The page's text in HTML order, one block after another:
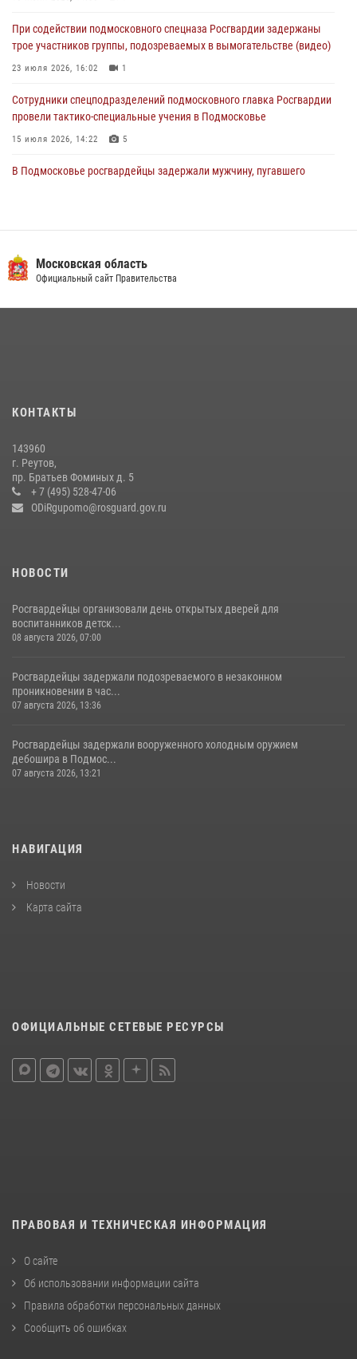
(видео)
03 августа 2026, 15:32
При содействии подмосковного спецназа Росгвардии задержаны
трое участников группы, подозреваемых в вымогательстве (видео)
23 июля 2026, 16:02 1
Сотрудники спецподразделений подмосковного главка Росгвардии
провели тактико-специальные учения в Подмосковье
15 июля 2026, 14:22 5
В Подмосковье росгвардейцы задержали мужчину, пугавшего
федеральном розыске (видео)
22 июля 2026, 14:15 1
18 июля 2026, 07:03
сотрудников спецподразделений в преодолении полосы
препятствий со стрельбой
14 июля 2026, 15:13
Московская область
Официальный сайт Правительства
КОНТАКТЫ
143960
г. Реутов,
пр. Братьев Фоминых д. 5
+ 7 (495) 528-47-06
ODiRgupomo@rosguard.gov.ru
НОВОСТИ
Росгвардейцы организовали день открытых дверей для
воспитанников детск...
08 августа 2026, 07:00
Росгвардейцы задержали подозреваемого в незаконном
проникновении в час...
07 августа 2026, 13:36
Росгвардейцы задержали вооруженного холодным оружием
дебошира в Подмос...
07 августа 2026, 13:21
НАВИГАЦИЯ
Новости
Карта сайта
ОФИЦИАЛЬНЫЕ СЕТЕВЫЕ РЕСУРСЫ
ПРАВОВАЯ И ТЕХНИЧЕСКАЯ ИНФОРМАЦИЯ
О сайте
Об использовании информации сайта
Правила обработки персональных данных
Сообщить об ошибках